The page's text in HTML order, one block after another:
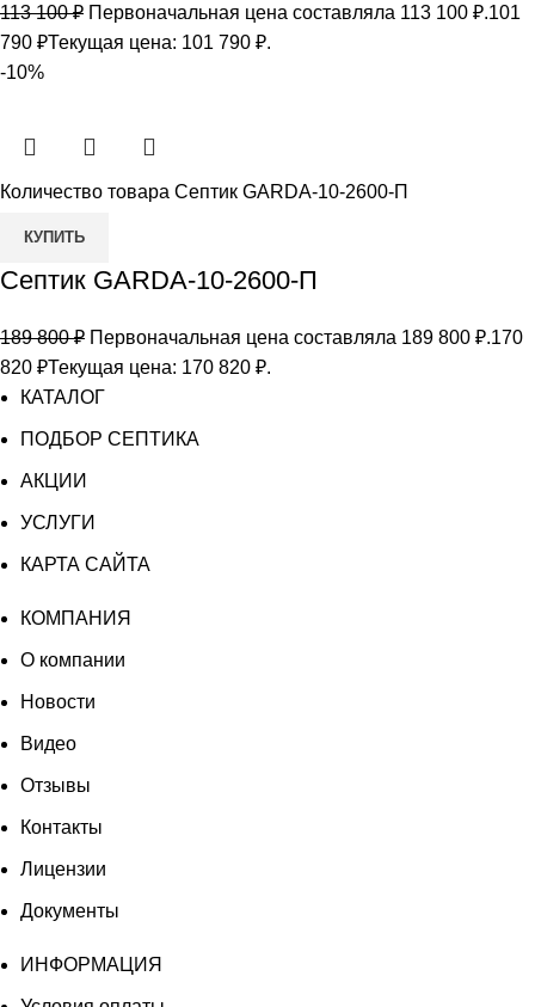
113 100₽ Первоначальная цена составляла 113 100 ₽.101
790 ₽Текущая цена: 101 790 ₽.
-10%
Количество товара Септик GARDA-10-2600-П
КУПИТЬ
Септик GARDA-10-2600-П
189 800₽ Первоначальная цена составляла 189 800 ₽.170
820 ₽Текущая цена: 170 820 ₽.
КАТАЛОГ
ПОДБОР СЕПТИКА
АКЦИИ
УСЛУГИ
КАРТА САЙТА
КОМПАНИЯ
О компании
Новости
Видео
Отзывы
Контакты
Лицензии
Документы
ИНФОРМАЦИЯ